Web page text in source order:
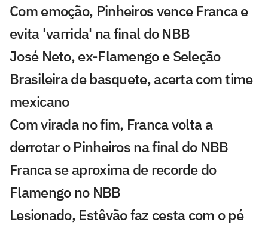
Com emoção, Pinheiros vence Franca e
evita 'varrida' na final do NBB
José Neto, ex-Flamengo e Seleção
Brasileira de basquete, acerta com time
mexicano
Com virada no fim, Franca volta a
derrotar o Pinheiros na final do NBB
Franca se aproxima de recorde do
Flamengo no NBB
Lesionado, Estêvão faz cesta com o pé